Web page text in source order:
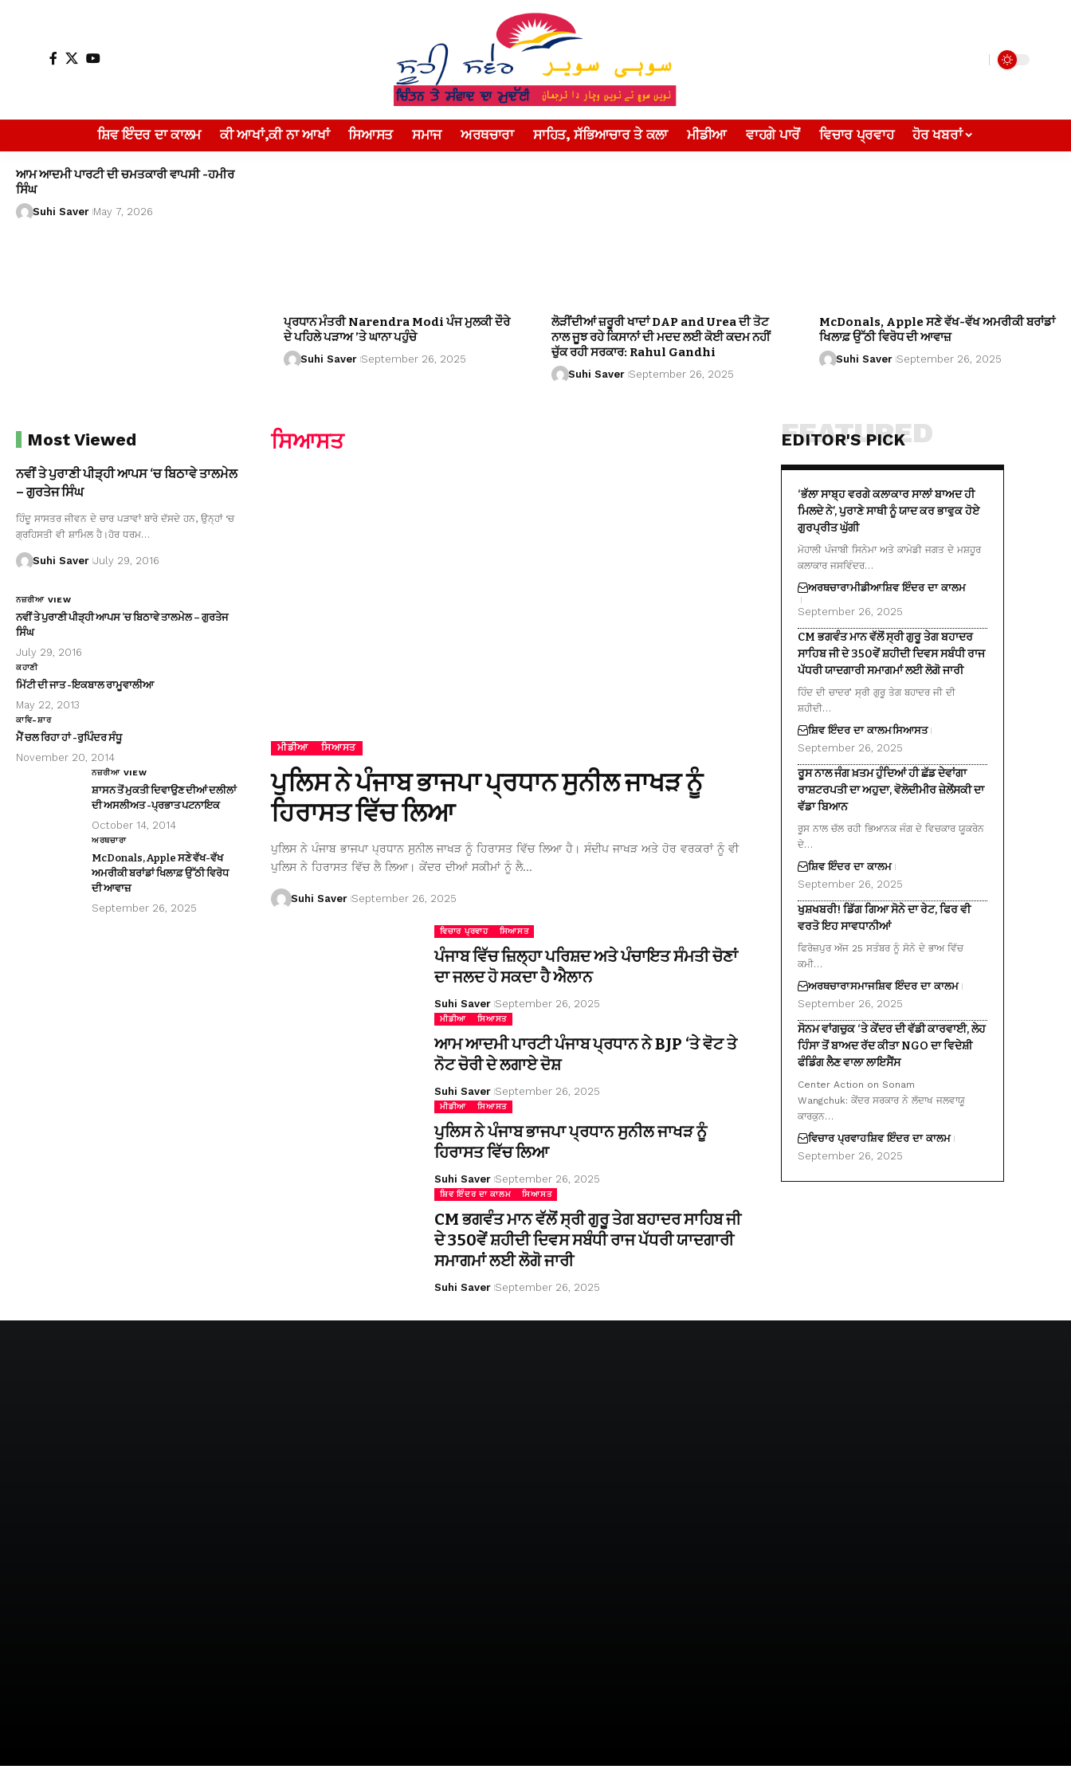
ਸ਼ਿਵ ਇੰਦਰ ਦਾ ਕਾਲਮ ਕੀ ਆਖਾਂ,ਕੀ ਨਾ ਆਖਾਂ ਸਿਆਸਤ ਸਮਾਜ ਅਰਥਚਾਰਾ ਸਾਹਿਤ, ਸੱਭਿਆਚਾਰ ਤੇ ਕਲਾ ਮੀਡੀਆ ਵਾਹਗੇ ਪਾਰੋਂ ਵਿਚਾਰ ਪ੍ਰਵਾਹ ਹੋਰ ਖਬਰਾਂ
ਆਮ ਆਦਮੀ ਪਾਰਟੀ ਦੀ ਚਮਤਕਾਰੀ ਵਾਪਸੀ -ਹਮੀਰ
ਸਿੰਘ
Suhi Saver May 7, 2026
ਪ੍ਰਧਾਨ ਮੰਤਰੀ Narendra Modi ਪੰਜ ਮੁਲਕੀ ਦੌਰੇ
ਦੇ ਪਹਿਲੇ ਪੜਾਅ ’ਤੇ ਘਾਨਾ ਪਹੁੰਚੇ
Suhi Saver September 26, 2025
ਲੋੜੀਂਦੀਆਂ ਜ਼ਰੂਰੀ ਖਾਦਾਂ DAP and Urea ਦੀ ਤੋਟ
ਨਾਲ ਜੂਝ ਰਹੇ ਕਿਸਾਨਾਂ ਦੀ ਮਦਦ ਲਈ ਕੋਈ ਕਦਮ ਨਹੀਂ
ਚੁੱਕ ਰਹੀ ਸਰਕਾਰ: Rahul Gandhi
Suhi Saver September 26, 2025
McDonals, Apple ਸਣੇ ਵੱਖ-ਵੱਖ ਅਮਰੀਕੀ ਬਰਾਂਡਾਂ
ਖਿਲਾਫ਼ ਉੱਠੀ ਵਿਰੋਧ ਦੀ ਆਵਾਜ਼
Suhi Saver September 26, 2025
Most Viewed
ਨਵੀਂ ਤੇ ਪੁਰਾਣੀ ਪੀੜ੍ਹੀ ਆਪਸ ‘ਚ ਬਿਠਾਵੇ ਤਾਲਮੇਲ
– ਗੁਰਤੇਜ ਸਿੰਘ
ਹਿੰਦੂ ਸਾਸਤਰ ਜੀਵਨ ਦੇ ਚਾਰ ਪੜਾਵਾਂ ਬਾਰੇ ਦੱਸਦੇ ਹਨ, ਉਨ੍ਹਾਂ ‘ਚ
ਗ੍ਰਹਿਸਤੀ ਵੀ ਸ਼ਾਮਿਲ ਹੈ।ਹੋਰ ਧਰਮ…
Suhi Saver July 29, 2016
ਨਜ਼ਰੀਆ VIEW
ਨਵੀਂ ਤੇ ਪੁਰਾਣੀ ਪੀੜ੍ਹੀ ਆਪਸ ‘ਚ ਬਿਠਾਵੇ ਤਾਲਮੇਲ – ਗੁਰਤੇਜ
ਸਿੰਘ
July 29, 2016
ਕਹਾਣੀ
ਮਿੱਟੀ ਦੀ ਜਾਤ -ਇਕਬਾਲ ਰਾਮੂਵਾਲੀਆ
May 22, 2013
ਕਾਵਿ-ਸ਼ਾਰ
ਮੈਂ ਚਲ ਰਿਹਾ ਹਾਂ -ਰੁਪਿੰਦਰ ਸੰਧੂ
November 20, 2014
ਨਜ਼ਰੀਆ VIEW
ਸ਼ਾਸਨ ਤੋਂ ਮੁਕਤੀ ਦਿਵਾਉਣ ਦੀਆਂ ਦਲੀਲਾਂ
ਦੀ ਅਸਲੀਅਤ -ਪ੍ਰਭਾਤ ਪਟਨਾਇਕ
October 14, 2014
ਅਰਥਚਾਰਾ
McDonals, Apple ਸਣੇ ਵੱਖ-ਵੱਖ
ਅਮਰੀਕੀ ਬਰਾਂਡਾਂ ਖਿਲਾਫ਼ ਉੱਠੀ ਵਿਰੋਧ
ਦੀ ਆਵਾਜ਼
September 26, 2025
ਸਿਆਸਤ
ਮੀਡੀਆ ਸਿਆਸਤ
ਪੁਲਿਸ ਨੇ ਪੰਜਾਬ ਭਾਜਪਾ ਪ੍ਰਧਾਨ ਸੁਨੀਲ ਜਾਖੜ ਨੂੰ
ਹਿਰਾਸਤ ਵਿੱਚ ਲਿਆ
ਪੁਲਿਸ ਨੇ ਪੰਜਾਬ ਭਾਜਪਾ ਪ੍ਰਧਾਨ ਸੁਨੀਲ ਜਾਖੜ ਨੂੰ ਹਿਰਾਸਤ ਵਿੱਚ ਲਿਆ ਹੈ। ਸੰਦੀਪ ਜਾਖੜ ਅਤੇ ਹੋਰ ਵਰਕਰਾਂ ਨੂੰ ਵੀ
ਪੁਲਿਸ ਨੇ ਹਿਰਾਸਤ ਵਿੱਚ ਲੈ ਲਿਆ। ਕੇਂਦਰ ਦੀਆਂ ਸਕੀਮਾਂ ਨੂੰ ਲੈ…
Suhi Saver September 26, 2025
ਵਿਚਾਰ ਪ੍ਰਵਾਹ ਸਿਆਸਤ
ਪੰਜਾਬ ਵਿੱਚ ਜ਼ਿਲ੍ਹਾ ਪਰਿਸ਼ਦ ਅਤੇ ਪੰਚਾਇਤ ਸੰਮਤੀ ਚੋਣਾਂ
ਦਾ ਜਲਦ ਹੋ ਸਕਦਾ ਹੈ ਐਲਾਨ
Suhi Saver September 26, 2025
ਮੀਡੀਆ ਸਿਆਸਤ
ਆਮ ਆਦਮੀ ਪਾਰਟੀ ਪੰਜਾਬ ਪ੍ਰਧਾਨ ਨੇ BJP ‘ਤੇ ਵੋਟ ਤੇ
ਨੋਟ ਚੋਰੀ ਦੇ ਲਗਾਏ ਦੋਸ਼
Suhi Saver September 26, 2025
ਮੀਡੀਆ ਸਿਆਸਤ
ਪੁਲਿਸ ਨੇ ਪੰਜਾਬ ਭਾਜਪਾ ਪ੍ਰਧਾਨ ਸੁਨੀਲ ਜਾਖੜ ਨੂੰ
ਹਿਰਾਸਤ ਵਿੱਚ ਲਿਆ
Suhi Saver September 26, 2025
ਸ਼ਿਵ ਇੰਦਰ ਦਾ ਕਾਲਮ ਸਿਆਸਤ
CM ਭਗਵੰਤ ਮਾਨ ਵੱਲੋਂ ਸ੍ਰੀ ਗੁਰੂ ਤੇਗ ਬਹਾਦਰ ਸਾਹਿਬ ਜੀ
ਦੇ 350ਵੇਂ ਸ਼ਹੀਦੀ ਦਿਵਸ ਸਬੰਧੀ ਰਾਜ ਪੱਧਰੀ ਯਾਦਗਾਰੀ
ਸਮਾਗਮਾਂ ਲਈ ਲੋਗੋ ਜਾਰੀ
Suhi Saver September 26, 2025
EDITOR'S PICK
FEATURED
‘ਭੱਲਾ ਸਾਬ੍ਹ ਵਰਗੇ ਕਲਾਕਾਰ ਸਾਲਾਂ ਬਾਅਦ ਹੀ
ਮਿਲਦੇ ਨੇ’, ਪੁਰਾਣੇ ਸਾਥੀ ਨੂੰ ਯਾਦ ਕਰ ਭਾਵੁਕ ਹੋਏ
ਗੁਰਪ੍ਰੀਤ ਘੁੱਗੀ
ਮੋਹਾਲੀ ਪੰਜਾਬੀ ਸਿਨੇਮਾ ਅਤੇ ਕਾਮੇਡੀ ਜਗਤ ਦੇ ਮਸ਼ਹੂਰ
ਕਲਾਕਾਰ ਜਸਵਿੰਦਰ…
ਅਰਥਚਾਰਾਮੀਡੀਆਸ਼ਿਵ ਇੰਦਰ ਦਾ ਕਾਲਮ
September 26, 2025
CM ਭਗਵੰਤ ਮਾਨ ਵੱਲੋਂ ਸ੍ਰੀ ਗੁਰੂ ਤੇਗ ਬਹਾਦਰ
ਸਾਹਿਬ ਜੀ ਦੇ 350ਵੇਂ ਸ਼ਹੀਦੀ ਦਿਵਸ ਸਬੰਧੀ ਰਾਜ
ਪੱਧਰੀ ਯਾਦਗਾਰੀ ਸਮਾਗਮਾਂ ਲਈ ਲੋਗੋ ਜਾਰੀ
ਹਿੰਦ ਦੀ ਚਾਦਰ’ ਸ੍ਰੀ ਗੁਰੂ ਤੇਗ ਬਹਾਦਰ ਜੀ ਦੀ
ਸ਼ਹੀਦੀ…
ਸ਼ਿਵ ਇੰਦਰ ਦਾ ਕਾਲਮਸਿਆਸਤ
September 26, 2025
ਰੂਸ ਨਾਲ ਜੰਗ ਖ਼ਤਮ ਹੁੰਦਿਆਂ ਹੀ ਛੱਡ ਦੇਵਾਂਗਾ
ਰਾਸ਼ਟਰਪਤੀ ਦਾ ਅਹੁਦਾ, ਵੋਲੋਦੀਮੀਰ ਜ਼ੇਲੇਂਸਕੀ ਦਾ
ਵੱਡਾ ਬਿਆਨ
ਰੂਸ ਨਾਲ ਚੱਲ ਰਹੀ ਭਿਆਨਕ ਜੰਗ ਦੇ ਵਿਚਕਾਰ ਯੂਕਰੇਨ
ਦੇ…
ਸ਼ਿਵ ਇੰਦਰ ਦਾ ਕਾਲਮ
September 26, 2025
ਖੁਸ਼ਖਬਰੀ! ਡਿੱਗ ਗਿਆ ਸੋਨੇ ਦਾ ਰੇਟ, ਫਿਰ ਵੀ
ਵਰਤੋ ਇਹ ਸਾਵਧਾਨੀਆਂ
ਫਿਰੋਜ਼ਪੁਰ ਅੱਜ 25 ਸਤੰਬਰ ਨੂੰ ਸੋਨੇ ਦੇ ਭਾਅ ਵਿੱਚ
ਕਮੀ…
ਅਰਥਚਾਰਾਸਮਾਜਸ਼ਿਵ ਇੰਦਰ ਦਾ ਕਾਲਮ
September 26, 2025
ਸੋਨਮ ਵਾਂਗਚੁਕ ‘ਤੇ ਕੇਂਦਰ ਦੀ ਵੱਡੀ ਕਾਰਵਾਈ, ਲੇਹ
ਹਿੰਸਾ ਤੋਂ ਬਾਅਦ ਰੱਦ ਕੀਤਾ NGO ਦਾ ਵਿਦੇਸ਼ੀ
ਫੰਡਿੰਗ ਲੈਣ ਵਾਲਾ ਲਾਇਸੈਂਸ
Center Action on Sonam
Wangchuk: ਕੇਂਦਰ ਸਰਕਾਰ ਨੇ ਲੱਦਾਖ ਜਲਵਾਯੂ
ਕਾਰਕੁਨ…
ਵਿਚਾਰ ਪ੍ਰਵਾਹਸ਼ਿਵ ਇੰਦਰ ਦਾ ਕਾਲਮ
September 26, 2025